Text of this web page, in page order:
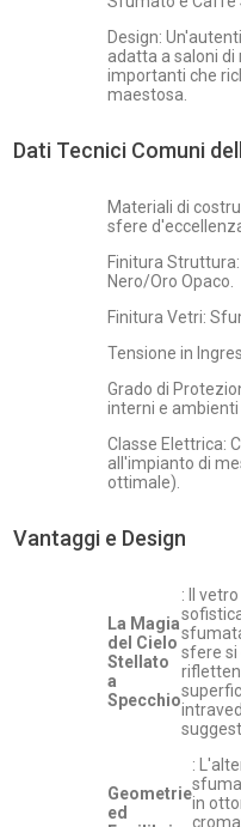
Design:
adatta a saloni
importanti che
maestosa.
Dati Tecnici Comuni
Materiali di
sfere
Finitura
Nero/Oro Opaco.
Finitura Vetri:
Tensione in
Grado di
interni e
Classe Elettrica:
all'impianto di
ottimale).
Vantaggi e Design
La Magia
del Cielo
Stellato
a
Specchio
: Il
sfere si
Geometrie
ed
:
in